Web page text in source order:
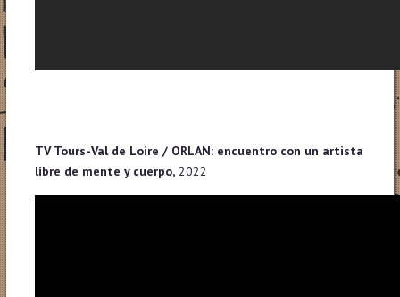
TV Tours-Val de Loire / ORLAN: encuentro con un artista
libre de mente y cuerpo,2022